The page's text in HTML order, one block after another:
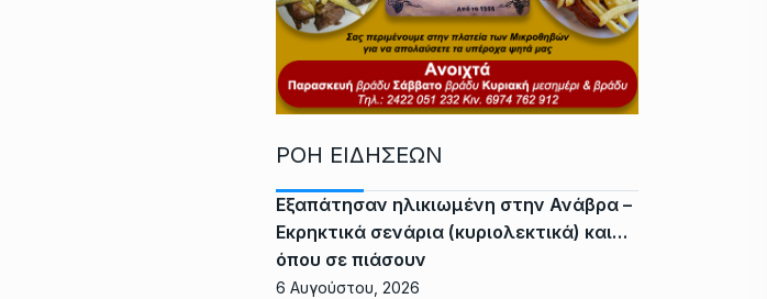
ΡΟΗ ΕΙΔΗΣΕΩΝ
Εξαπάτησαν ηλικιωμένη στην Ανάβρα –
Εκρηκτικά σενάρια (κυριολεκτικά) και…
όπου σε πιάσουν
6 Αυγούστου, 2026